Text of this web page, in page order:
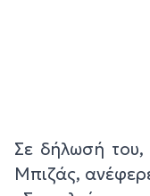
Σε δήλωσή
Μπιζάς,